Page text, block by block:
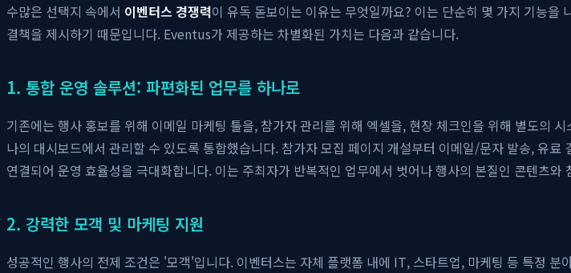
수많은 선택지 속에서 이벤터스 경쟁력이 유독 돋보이는 이유는 무엇일까요? 이는 단순히 몇 가지 기능을
결책을 제시하기 때문입니다. Eventus가 제공하는 차별화된 가치는 다음과 같습니다.
1. 통합 운영 솔루션: 파편화된 업무를 하나로
기존에는 행사 홍보를 위해 이메일 마케팅 툴을, 참가자 관리를 위해 엑셀을, 현장 체크인을 위해 별도의
나의 대시보드에서 관리할 수 있도록 통합했습니다. 참가자 모집 페이지 개설부터 이메일/문자 발송, 유
연결되어 운영 효율성을 극대화합니다. 이는 주최자가 반복적인 업무에서 벗어나 행사의 본질인 콘텐츠와
2. 강력한 모객 및 마케팅 지원
성공적인 행사의 전제 조건은 '모객'입니다. 이벤터스는 자체 플랫폼 내에 IT, 스타트업, 마케팅 등 특정